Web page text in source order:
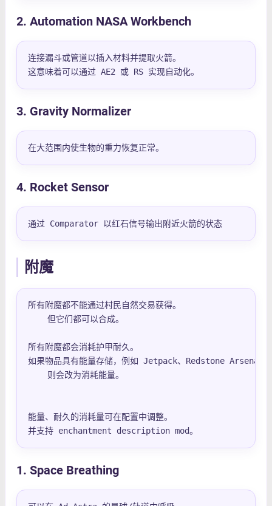
2. Automation NASA Workbench
连接漏斗或管道以插入材料并提取火箭。
这意味着可以通过 AE2 或 RS 实现自动化。
3. Gravity Normalizer
在大范围内使生物的重力恢复正常。
4. Rocket Sensor
通过 Comparator 以红石信号输出附近火箭的状态
附魔
所有附魔都不能通过村民自然交易获得。
    但它们都可以合成。
所有附魔都会消耗护甲耐久。
如果物品具有能量存储，例如 Jetpack、Redstone Arsenal
    则会改为消耗能量。
能量、耐久的消耗量可在配置中调整。
并支持 enchantment description mod。
1. Space Breathing